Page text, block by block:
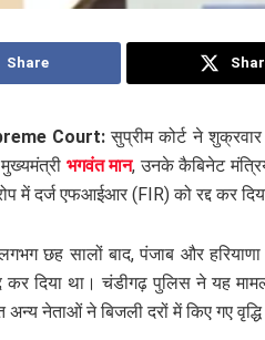
Share
Court: सुप्रीम कोर्ट ने
भगवंत मान, उनके कैबिनेट
में दर्ज एफआईआर (FIR) को रद्द कर
छह सालों बाद, पंजाब और
कर दिया था। चंडीगढ़ पुलिस ने यह
नेताओं ने बिजली दरों में किए गए